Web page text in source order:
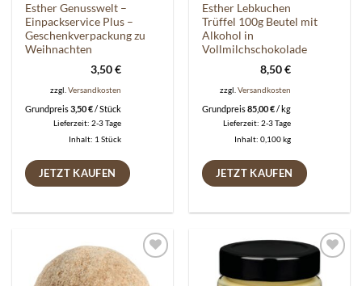
Esther Genusswelt –
Einpackservice Plus –
Geschenkverpackung zu
Weihnachten
3,50€
zzgl.Versandkosten
Grundpreis3,50€/Stück
Lieferzeit:2-3 Tage
Inhalt: 1Stück
JETZT KAUFEN
Esther Lebkuchen
Trüffel 100g Beutel mit
Alkohol in
Vollmilchschokolade
8,50€
zzgl.Versandkosten
Grundpreis85,00€/kg
Lieferzeit:2-3 Tage
Inhalt: 0,100kg
JETZT KAUFEN
Auf die
Wunschliste
Auf die
Wunschliste